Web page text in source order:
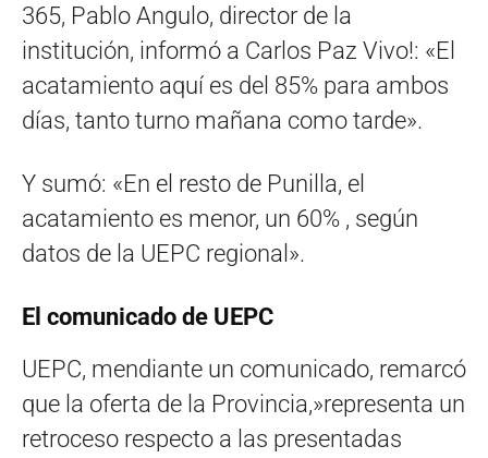
365, Pablo Angulo, director de la
institución, informó a Carlos Paz Vivo!: «El
acatamiento aquí es del 85% para ambos
días, tanto turno mañana como tarde».
Y sumó: «En el resto de Punilla, el
acatamiento es menor, un 60% , según
datos de la UEPC regional».
El comunicado de UEPC
UEPC, mendiante un comunicado, remarcó
que la oferta de la Provincia,»representa un
retroceso respecto a las presentadas